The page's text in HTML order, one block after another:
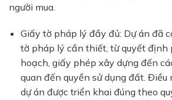
người mua.
Giấy tờ pháp lý đầy đủ: Dự án đã
tờ pháp lý cần thiết, từquyết định
hoạch, giấy phép xây dựng đến
quan đến quyền sử dụng đất. Điều
dự án được triển khai đúng theo